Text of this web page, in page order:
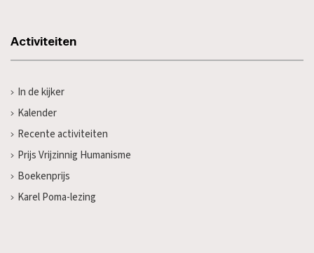
Activiteiten
In de kijker
Kalender
Recente activiteiten
Prijs Vrijzinnig Humanisme
Boekenprijs
Karel Poma-lezing